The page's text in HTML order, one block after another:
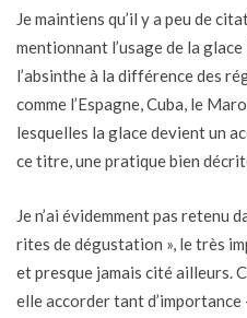
Je maintiens qu’il y a peu de
mentionnant l’usage de la
l’absinthe à la différence des
comme l’Espagne, Cuba, le
lesquelles la glace devient un
ce titre, une pratique bien
Je n’ai évidemment pas retenu
rites de dégustation », le très
et presque jamais cité ailleurs.
elle accorder tant d’importance